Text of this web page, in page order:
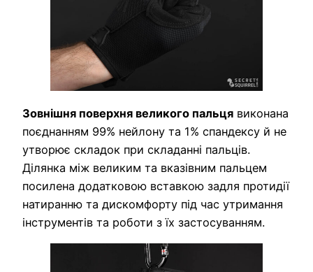
Зовнішня поверхня великого пальця виконана
поєднанням 99% нейлону та 1% спандексу й не
утворює складок при складанні пальців.
Ділянка між великим та вказівним пальцем
посилена додатковою вставкою задля протидії
натиранню та дискомфорту під час утримання
інструментів та роботи з їх застосуванням.